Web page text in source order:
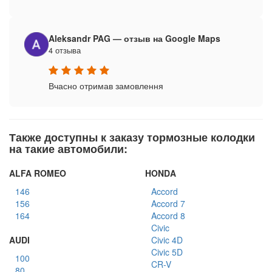
Aleksandr PAG — отзыв на Google Maps
4 отзыва
Вчасно отримав замовлення
Также доступны к заказу тормозные колодки
на такие автомобили:
ALFA ROMEO
146
156
164
AUDI
100
HONDA
Accord
Accord 7
Accord 8
Civic
Civic 4D
Civic 5D
CR-V